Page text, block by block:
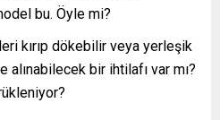
bu. Öyle mi?
kırıp dökebilir veya yerleşik
bir ihtilafı var mı?